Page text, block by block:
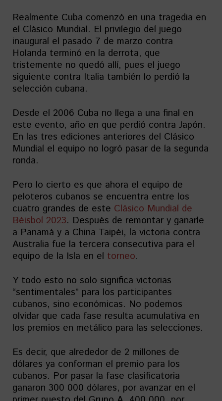
Realmente Cuba comenzó en una tragedia en
el Clásico Mundial. El privilegio del juego
inaugural el pasado 7 de marzo contra
Holanda terminó en la derrota, que
tristemente no quedó allí, pues el juego
siguiente contra Italia también lo perdió la
selección cubana.
Desde el 2006 Cuba no llega a una final en
este evento, año en que perdió contra Japón.
En las tres ediciones anteriores del Clásico
Mundial el equipo no logró pasar de la segunda
ronda.
Pero lo cierto es que ahora el equipo de
peloteros cubanos se encuentra entre los
cuatro grandes de este Clásico Mundial de
Béisbol 2023. Después de remontar y ganarle
a Panamá y a China Taipéi, la victoria contra
Australia fue la tercera consecutiva para el
equipo de la Isla en el torneo.
Y todo esto no solo significa victorias
“sentimentales” para los participantes
cubanos, sino económicas. No podemos
olvidar que cada fase resulta acumulativa en
los premios en metálico para las selecciones.
Es decir, que alrededor de 2 millones de
dólares ya conforman el premio para los
cubanos. Por pasar la fase clasificatoria
ganaron 300 000 dólares, por avanzar en el